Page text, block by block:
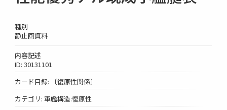
種別
静止画資料
内容記述
ID: 30131101
カード目録: 〔復原性関係〕
カテゴリ: 軍艦構造:復原性